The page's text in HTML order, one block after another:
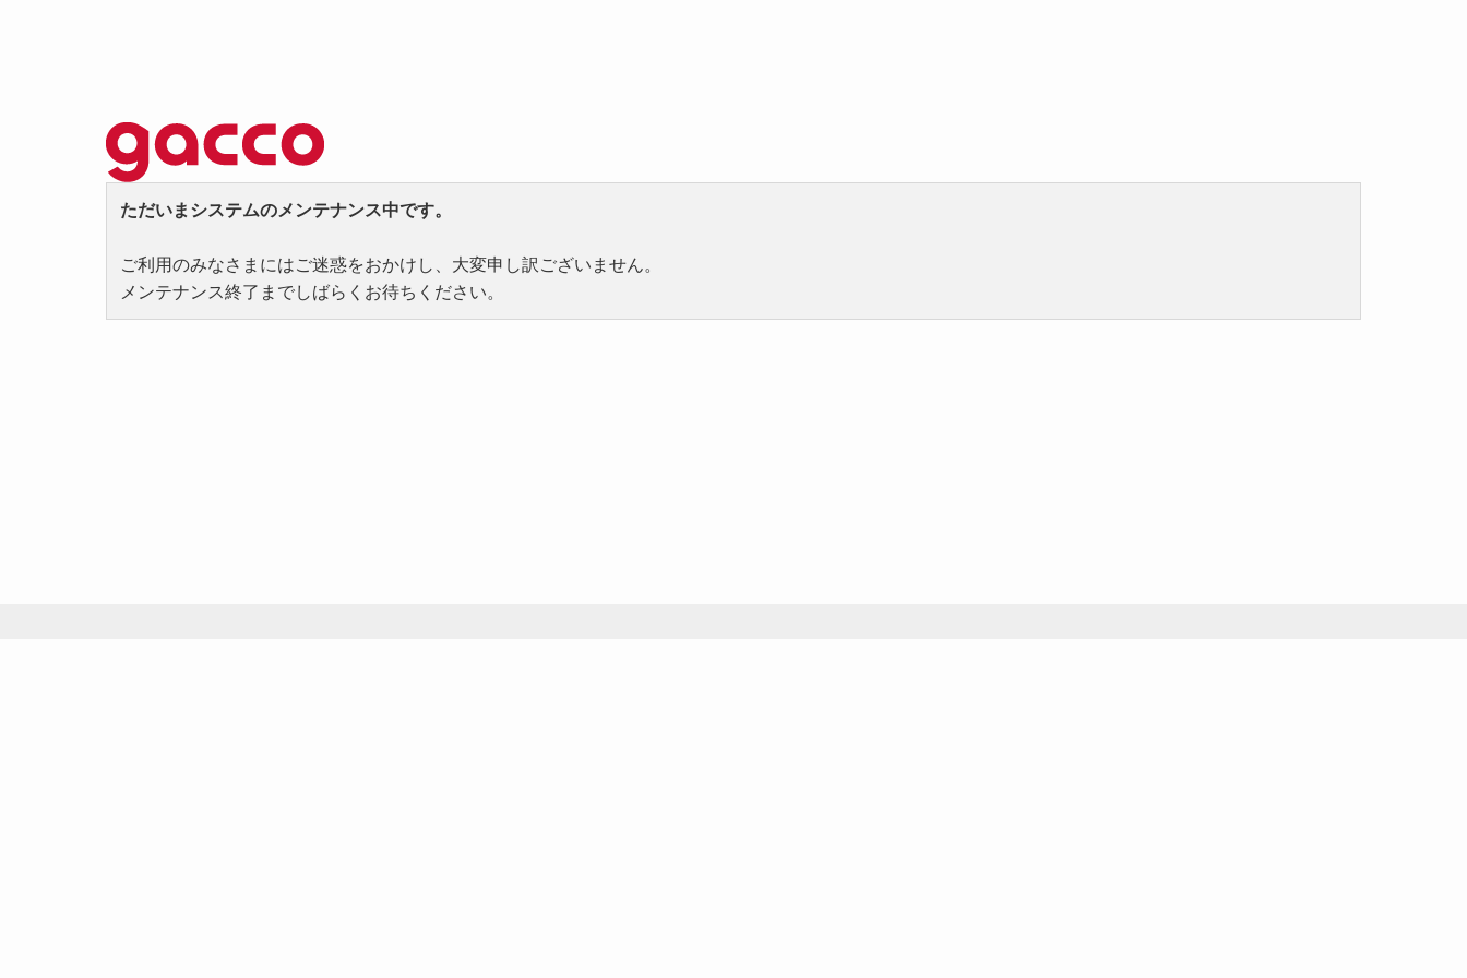
ただいまシステムのメンテナンス中です。
ご利用のみなさまにはご迷惑をおかけし、大変申し訳ございません。
メンテナンス終了までしばらくお待ちください。